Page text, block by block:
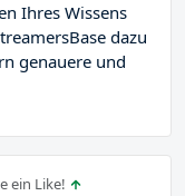
Ihres Wissens
dazu
genauere und
ein Like!